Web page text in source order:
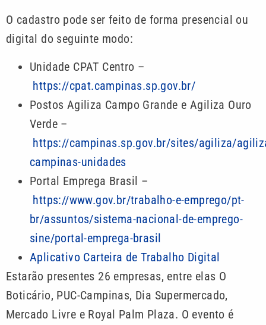
O cadastro pode ser feito de forma presencial ou
digital do seguinte modo:
Unidade CPAT Centro –
https://cpat.campinas.sp.gov.br/
Postos Agiliza Campo Grande e Agiliza Ouro
Verde –
https://campinas.sp.gov.br/sites/agiliza/
campinas-unidades
Portal Emprega Brasil –
https://www.gov.br/trabalho-e-emprego/pt-
br/assuntos/sistema-nacional-de-emprego-
sine/portal-emprega-brasil
Aplicativo Carteira de Trabalho Digital
Estarão presentes 26 empresas, entre elas O
Boticário, PUC-Campinas, Dia Supermercado,
Mercado Livre e Royal Palm Plaza. O evento é